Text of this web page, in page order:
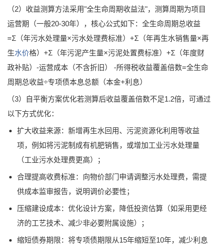
（2）收益测算方法采用"全生命周期收益法"，测算周期为项目
运营期（一般20-30年），核心公式如下：全生命周期总收益
=Σ（年污水处理量×污水处理费标准）+Σ（年再生水销售量×再
生水价格）+Σ（年污泥产生量×污泥处置费标准）+Σ（年度财
政补贴）-运营成本（不含折旧） -所得税收益覆盖倍数=全生命
周期总收益÷专项债本息总额（本金+利息）
（3）自平衡方案优化若测算后收益覆盖倍数不足1.2倍，可通过
以下方式优化：
扩大收益来源：新增再生水回用、污泥资源化利用等收益
项，例如将污泥制成有机肥销售，或增加工业污水处理量
（工业污水处理费更高）；
合理提高收费标准：向物价部门申请调整污水处理费，需提
供成本监审报告，说明调价必要性；
压缩建设成本：优化设计方案，降低投资估算（如采用更经
济的工艺技术、减少非必要附属设施）；
缩短债券期限：将专项债期限从15年缩短至10年，减少利息